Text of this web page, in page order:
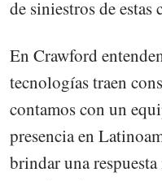
de siniestros de estas
En Crawford
tecnologías traen
contamos con un
presencia en
brindar una